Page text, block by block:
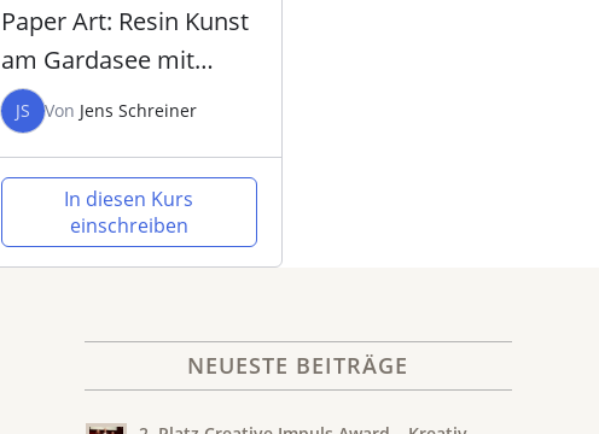
Paper Art: Resin Kunst
am Gardasee mit
STEFANIE ETTER
JS Von Jens Schreiner
In diesen Kurs
einschreiben
NEUESTE BEITRÄGE